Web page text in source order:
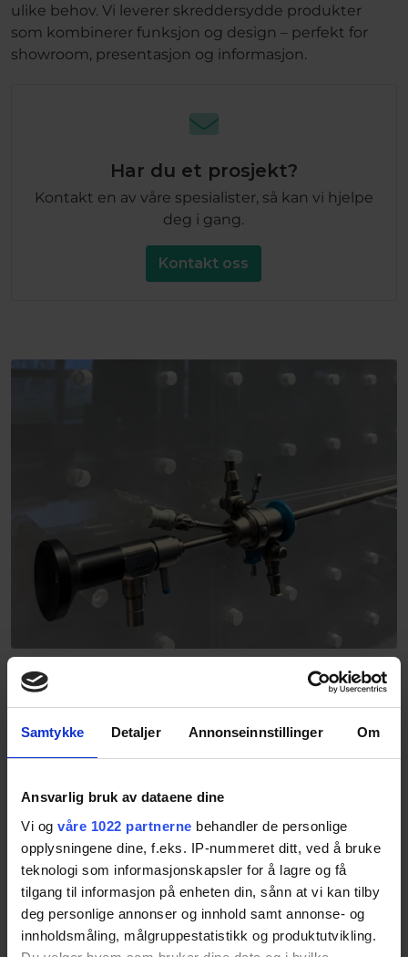
Samtykke Detaljer Annonseinnstillinger Om
Ansvarlig bruk av dataene dine
Vi og våre 1022 partnerne behandler de personlige
opplysningene dine, f.eks. IP-nummeret ditt, ved å bruke
teknologi som informasjonskapsler for å lagre og få
tilgang til informasjon på enheten din, sånn at vi kan tilby
deg personlige annonser og innhold samt annonse- og
innholdsmåling, målgruppestatistikk og produktutvikling.
ulike behov. Vi leverer skreddersydde produkter
som kombinerer funksjon og design – perfekt for
showroom, presentasjon og informasjon.
Har du et prosjekt?
Kontakt en av våre spesialister, så kan vi hjelpe
deg i gang.
Kontakt oss